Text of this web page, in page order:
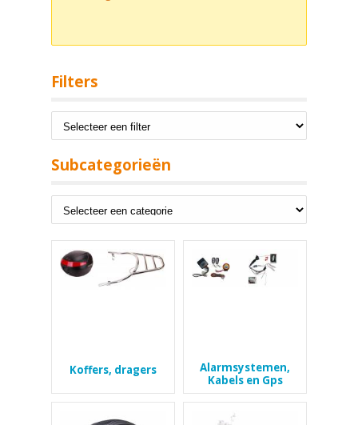
Filters
Subcategorieën
Koffers, dragers
Alarmsystemen,
Kabels en Gps